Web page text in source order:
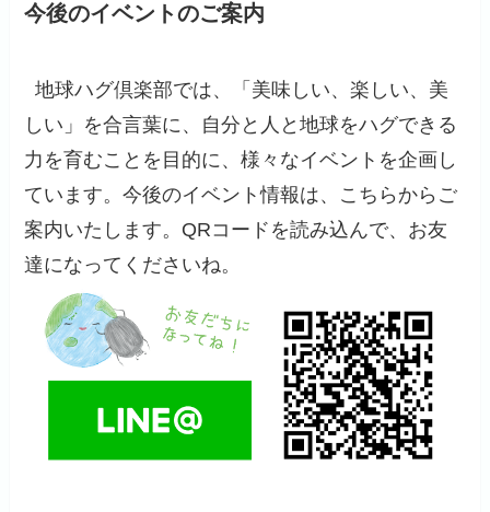
今後のイベントのご案内
地球ハグ倶楽部では、「美味しい、楽しい、美
しい」を合言葉に、自分と人と地球をハグできる
力を育むことを目的に、様々なイベントを企画し
ています。今後のイベント情報は、こちらからご
案内いたします。QRコードを読み込んで、お友
達になってくださいね。